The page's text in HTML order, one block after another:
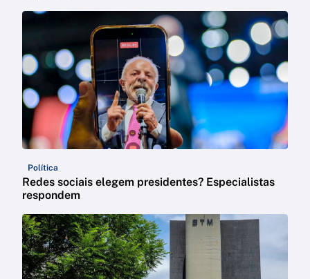
Política
Redes sociais elegem presidentes? Especialistas
respondem